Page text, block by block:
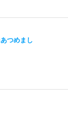
つめまし